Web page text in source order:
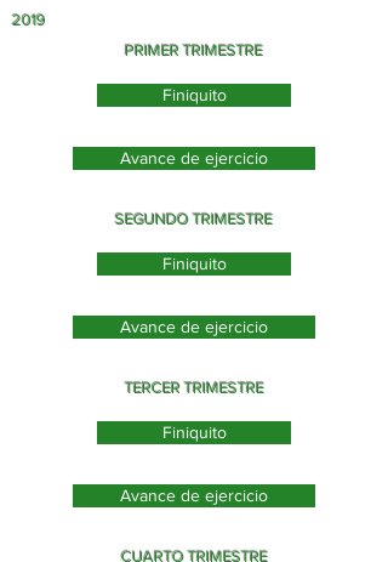
2019
PRIMER TRIMESTRE
Finiquito
Avance de ejercicio
SEGUNDO TRIMESTRE
Finiquito
Avance de ejercicio
TERCER TRIMESTRE
Finiquito
Avance de ejercicio
CUARTO TRIMESTRE